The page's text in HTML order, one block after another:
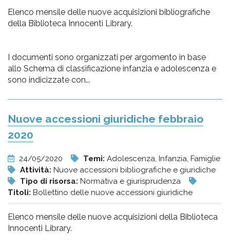
Elenco mensile delle nuove acquisizioni bibliografiche
della Biblioteca Innocenti Library.
I documenti sono organizzati per argomento in base
allo Schema di classificazione infanzia e adolescenza e
sono indicizzate con...
Nuove accessioni giuridiche febbraio
2020
24/05/2020 Temi: Adolescenza, Infanzia, Famiglie
Attività: Nuove accessioni bibliografiche e giuridiche
Tipo di risorsa: Normativa e giurisprudenza
Titoli: Bollettino delle nuove accessioni giuridiche
Elenco mensile delle nuove acquisizioni della Biblioteca
Innocenti Library.